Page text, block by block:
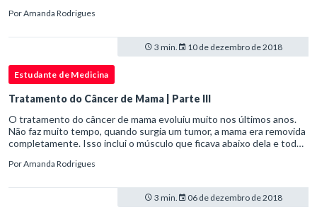
PorAmanda Rodrigues
3 min. 10 de dezembro de 2018
Estudante de Medicina
Tratamento do Câncer de Mama | Parte III
O tratamento do câncer de mama evoluiu muito nos últimos anos.
Não faz muito tempo, quando surgia um tumor, a mama era removida
completamente. Isso inclui o músculo que ficava abaixo dela e todos
menos invasivas. Com frequência, faz-se necessário apenas a
axilares.
PorAmanda Rodrigues
3 min. 06 de dezembro de 2018